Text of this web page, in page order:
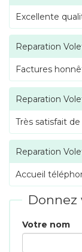
Excellente
Reparation
Factures
Reparation
Très satisfait
Reparation
Accueil
Donnez
Votre nom